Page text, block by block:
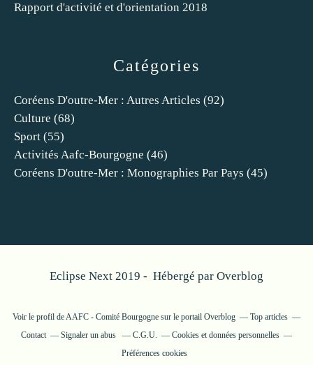
Catégories
Coréens D'outre-Mer : Autres Articles (92)
Culture (68)
Sport (55)
Activités Aafc-Bourgogne (46)
Coréens D'outre-Mer : Monographies Par Pays (45)
Rapport d'activité et d'orientation 2018
Eclipse Next 2019 - Hébergé par Overblog
Voir le profil deAAFC - Comité Bourgogne sur le portail Overblog
Top articles
Contact
Signaler un abus C.G.U.
Cookies et données personnelles
Préférences cookies